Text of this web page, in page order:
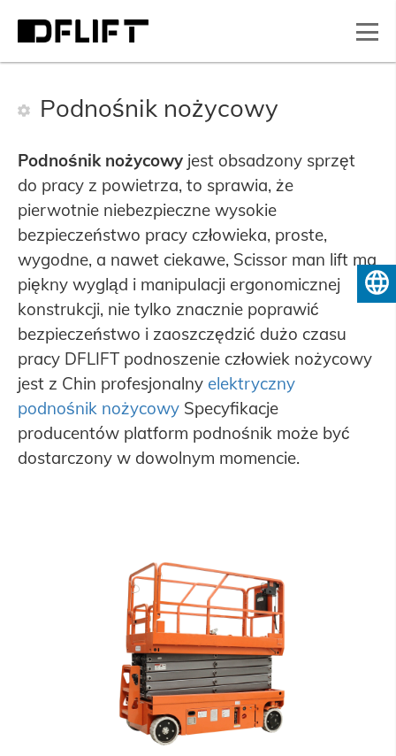
Podnośnik nożycowy
Podnośnik nożycowyjest obsadzony sprzęt
do pracy z powietrza, to sprawia, że
pierwotnie niebezpieczne wysokie
bezpieczeństwo pracy człowieka, proste,
wygodne, a nawet ciekawe, Scissor man lift ma
piękny wygląd i manipulacji ergonomicznej
konstrukcji, nie tylko znacznie poprawić
bezpieczeństwo i zaoszczędzić dużo czasu
pracy DFLIFT podnoszenie człowiek nożycowy
jest z Chin profesjonalny elektryczny
podnośnik nożycowySpecyfikacje
producentów platform podnośnik może być
dostarczony w dowolnym momencie.
Polski